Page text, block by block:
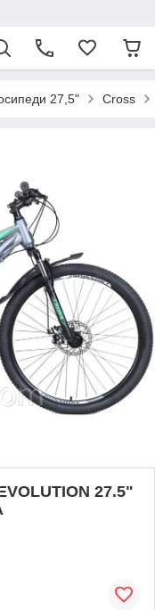
27,5" Cross
27.5"